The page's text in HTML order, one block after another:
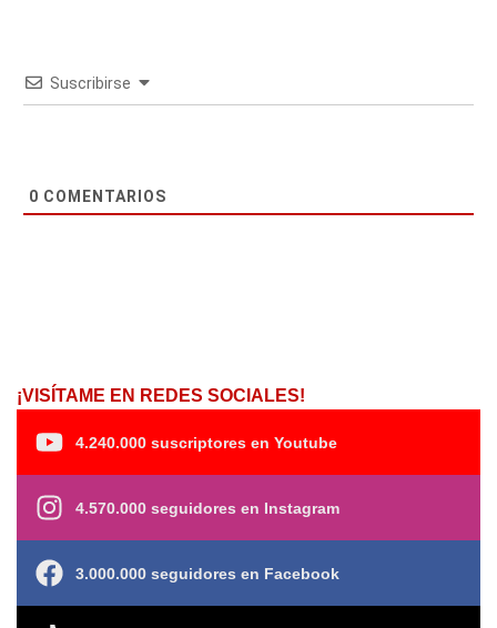
Suscribirse
0 COMENTARIOS
¡VISÍTAME EN REDES SOCIALES!
4.240.000 suscriptores en Youtube
4.570.000 seguidores en Instagram
3.000.000 seguidores en Facebook